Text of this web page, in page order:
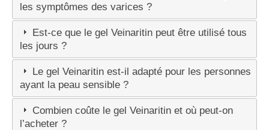
les symptômes des varices ?
Est-ce que le gel Veinaritin peut être utilisé tous
les jours ?
Le gel Veinaritin est-il adapté pour les personnes
ayant la peau sensible ?
Combien coûte le gel Veinaritin et où peut-on
l’acheter ?